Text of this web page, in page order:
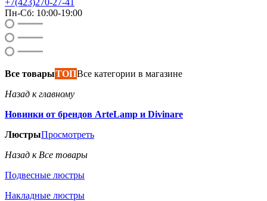
+7(423)270-27-41
Пн-Сб: 10:00-19:00
Все товарыТОПВсе категории в магазине
Назад к главному
Новинки от брендов ArteLamp и Divinare
ЛюстрыПросмотреть
Назад к Все товары
Подвесные люстры
Накладные люстры